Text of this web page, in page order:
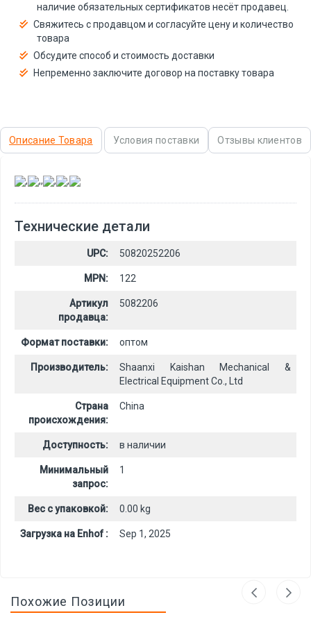
наличие обязательных сертификатов несёт продавец.
Свяжитесь с продавцом и согласуйте цену и количество
товара
Обсудите способ и стоимость доставки
Непременно заключите договор на поставку товара
Описание Товара Условия поставки Отзывы клиентов
, ,, , ,
Технические детали
UPC: 50820252206
MPN: 122
Артикул
продавца:
5082206
Формат поставки: оптом
Производитель:
Shaanxi Kaishan Mechanical &
Electrical Equipment Co., Ltd
Страна
происхождения:
China
Доступность: в наличии
Минимальный
запрос:
1
Вес с упаковкой: 0.00 kg
Загрузка на Enhof : Sep 1, 2025
Похожие Позиции